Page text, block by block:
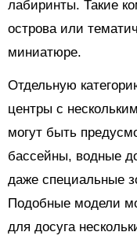
лабиринты. Такие
острова или
миниатюре.
Отдельную
центры с
могут быть
бассейны, водные
даже специальные
Подобные модели
для досуга